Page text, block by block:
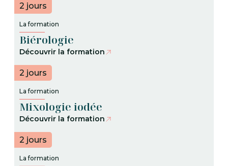
2 jours
La formation
Biérologie
Découvrir la formation
2 jours
La formation
Mixologie iodée
Découvrir la formation
2 jours
La formation